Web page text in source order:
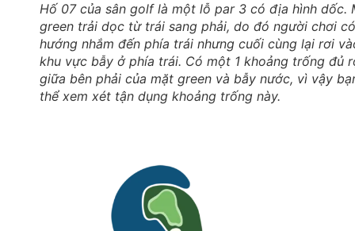
Hố 07 của sân golf là một lỗ par 3 có địa hình dốc.
green trải dọc từ trái sang phải, do đó người chơi
hướng nhắm đến phía trái nhưng cuối cùng lại rơi
khu vực bẫy ở phía trái. Có một 1 khoảng trống đủ
giữa bên phải của mặt green và bẫy nước, vì vậy
thể xem xét tận dụng khoảng trống này.